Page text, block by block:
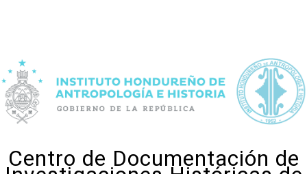
Centro de Documentación de